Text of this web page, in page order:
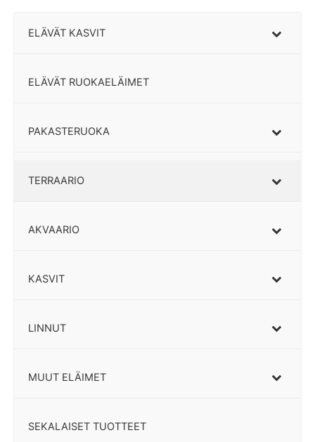
ELÄVÄT KASVIT
ELÄVÄT RUOKAELÄIMET
PAKASTERUOKA
TERRAARIO
AKVAARIO
KASVIT
LINNUT
MUUT ELÄIMET
SEKALAISET TUOTTEET